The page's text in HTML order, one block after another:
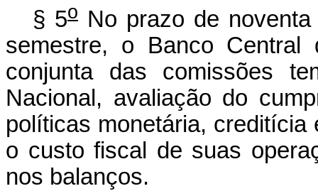
§ 5oNo prazo de noventa
semestre, o Banco Central
conjunta das comissões
Nacional, avaliação do
políticas monetária,
o custo fiscal de suas
nos balanços.